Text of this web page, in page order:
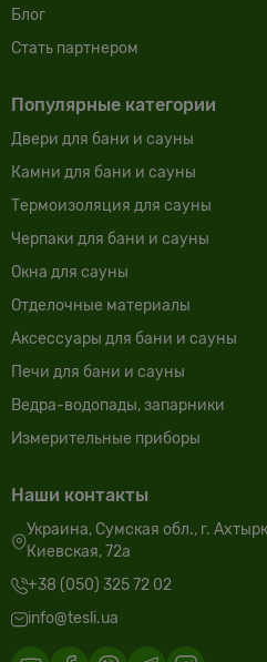
Блог
Cтать партнером
Популярные категории
Двери для бани и сауны
Камни для бани и сауны
Термоизоляция для сауны
Черпаки для бани и сауны
Окна для сауны
Отделочные материалы
Аксессуары для бани и сауны
Печи для бани и сауны
Ведра-водопады, запарники
Измерительные приборы
Наши контакты
Украина, Сумская обл., г.
Киевская, 72а
+38 (050) 325 72 02
info@tesli.ua